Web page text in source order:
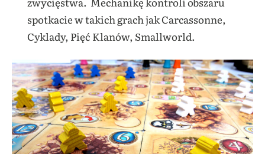
spotkacie w takich grach jak Carcassonne,
Cyklady, Pięć Klanów, Smallworld.